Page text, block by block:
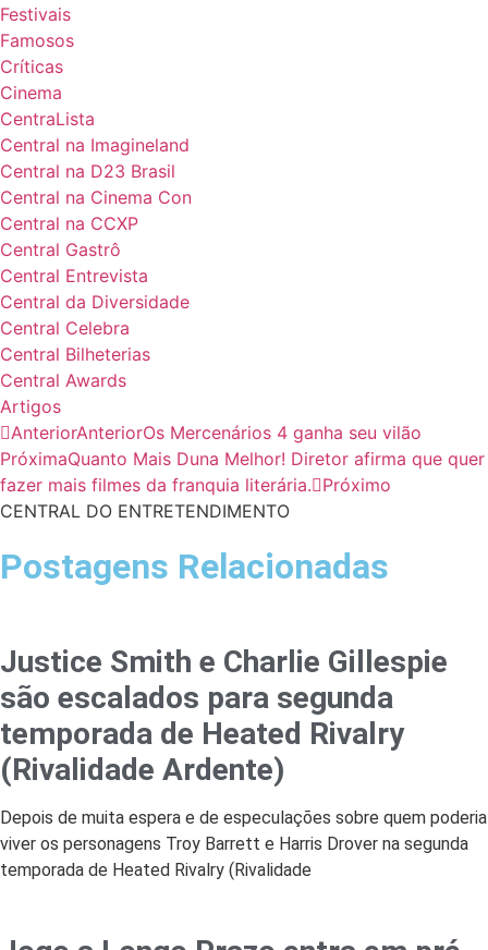
Festivais
Famosos
Críticas
Cinema
CentraLista
Central na Imagineland
Central na D23 Brasil
Central na Cinema Con
Central na CCXP
Central Gastrô
Central Entrevista
Central da Diversidade
Central Celebra
Central Bilheterias
Central Awards
Artigos
AnteriorAnteriorOs Mercenários 4 ganha seu vilão
PróximaQuanto Mais Duna Melhor! Diretor afirma que quer
fazer mais filmes da franquia literária. Próximo
CENTRAL DO ENTRETENDIMENTO
Postagens Relacionadas
Justice Smith e Charlie Gillespie
são escalados para segunda
temporada de Heated Rivalry
(Rivalidade Ardente)
Depois de muita espera e de especulações sobre quem poderia
viver os personagens Troy Barrett e Harris Drover na segunda
temporada de Heated Rivalry (Rivalidade